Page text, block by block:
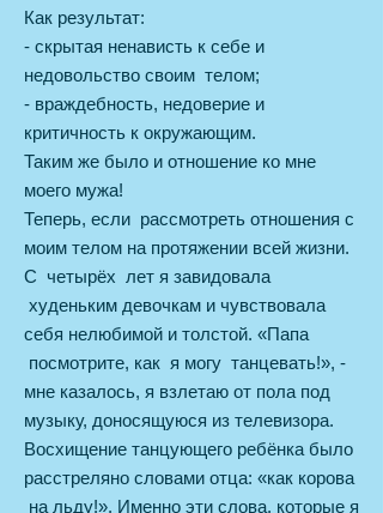
Как результат:
- скрытая ненависть к себе и
недовольство своим телом;
- враждебность, недоверие и
критичность к окружающим.
Таким же было и отношение ко мне
моего мужа!
Теперь, если рассмотреть отношения с
моим телом на протяжении всей жизни.
С четырёх лет я завидовала
худеньким девочкам и чувствовала
себя нелюбимой и толстой. «Папа
посмотрите, как я могу танцевать!», -
мне казалось, я взлетаю от пола под
музыку, доносящуюся из телевизора.
Восхищение танцующего ребёнка было
расстреляно словами отца: «как корова
на льду!». Именно эти слова, которые я